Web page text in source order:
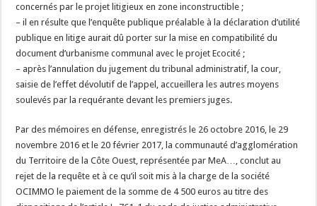
concernés par le projet litigieux en zone inconstructible ;
– il en résulte que l’enquête publique préalable à la déclaration d’utilité
publique en litige aurait dû porter sur la mise en compatibilité du
document d’urbanisme communal avec le projet Ecocité ;
– après l’annulation du jugement du tribunal administratif, la cour,
saisie de l’effet dévolutif de l’appel, accueillera les autres moyens
soulevés par la requérante devant les premiers juges.
Par des mémoires en défense, enregistrés le 26 octobre 2016, le 29
novembre 2016 et le 20 février 2017, la communauté d’agglomération
du Territoire de la Côte Ouest, représentée par MeA…, conclut au
rejet de la requête et à ce qu’il soit mis à la charge de la société
OCIMMO le paiement de la somme de 4 500 euros au titre des